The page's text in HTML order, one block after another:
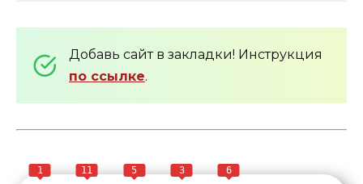
Добавь сайт в закладки! Инструкция
по ссылке.
1 11 5 3 6